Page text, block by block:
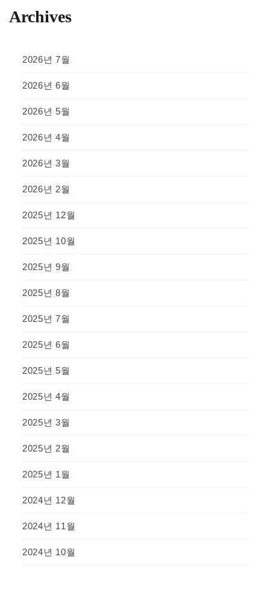
Archives
2026년 7월
2026년 6월
2026년 5월
2026년 4월
2026년 3월
2026년 2월
2025년 12월
2025년 10월
2025년 9월
2025년 8월
2025년 7월
2025년 6월
2025년 5월
2025년 4월
2025년 3월
2025년 2월
2025년 1월
2024년 12월
2024년 11월
2024년 10월